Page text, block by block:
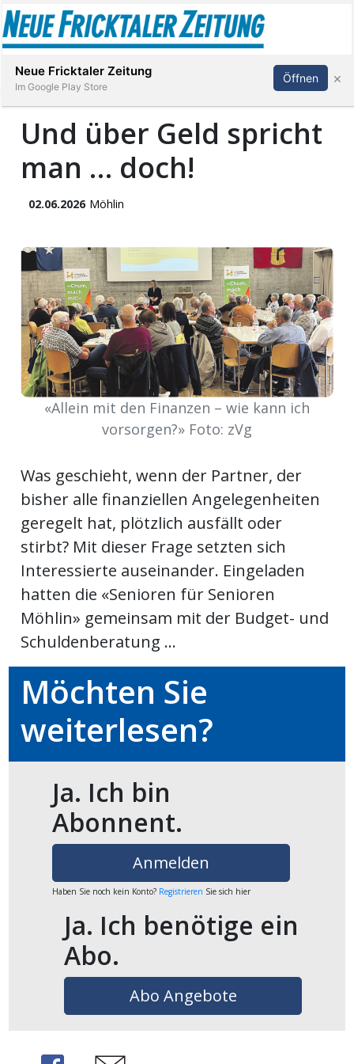
E-
Paper
App
Abonnieren Anmelden
Und über Geld spricht
man … doch!
02.06.2026 Möhlin
«Allein mit den Finanzen – wie kann ich
vorsorgen?» Foto: zVg
Was geschieht, wenn der Partner, der
bisher alle finanziellen Angelegenheiten
geregelt hat, plötzlich ausfällt oder
stirbt? Mit dieser Frage setzten sich
Interessierte auseinander. Eingeladen
hatten die «Senioren für Senioren
Möhlin» gemeinsam mit der Budget- und
Schuldenberatung ...
Möchten Sie
weiterlesen?
Ja. Ich bin
Abonnent.
Anmelden
Haben Sie noch kein Konto? Registrieren Sie sich hier
Ja. Ich benötige ein
Abo.
Abo Angebote
Neue Fricktaler Zeitung
Im Google Play Store
Öffnen ×